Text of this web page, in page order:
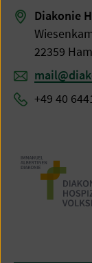
Diakonie
22359
+49 40